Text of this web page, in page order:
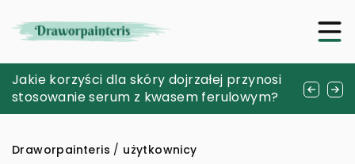
Najlepsze techniki pielęgnacji paznokci
hybrydowych dla początkujących
Jakie korzyści dla skóry dojrzałej przynosi
stosowanie serum z kwasem ferulowym?
Czy pedicure leczniczy jest odpowiedni dla
diabetyków?
Draworpainteris / użytkownicy